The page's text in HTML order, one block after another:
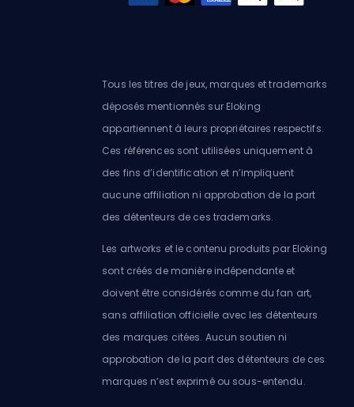
Tous les titres de jeux, marques et trademarks
déposés mentionnés sur Eloking
appartiennent à leurs propriétaires respectifs.
Ces références sont utilisées uniquement à
des fins d’identification et n’impliquent
aucune affiliation ni approbation de la part
des détenteurs de ces trademarks.
Les artworks et le contenu produits par Eloking
sont créés de manière indépendante et
doivent être considérés comme du fan art,
sans affiliation officielle avec les détenteurs
des marques citées. Aucun soutien ni
approbation de la part des détenteurs de ces
marques n’est exprimé ou sous-entendu.